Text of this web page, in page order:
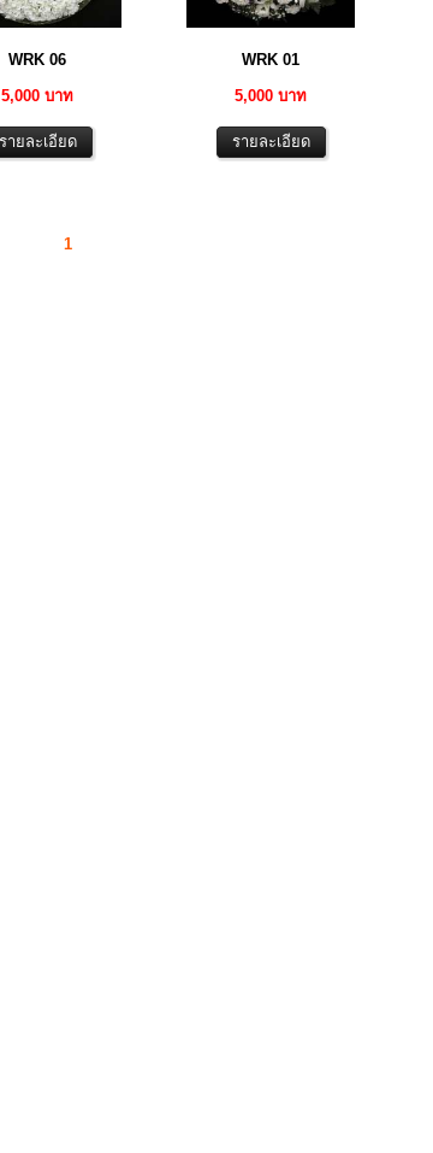
WRK 06
5,000 บาท
WRK 01
5,000 บาท
1